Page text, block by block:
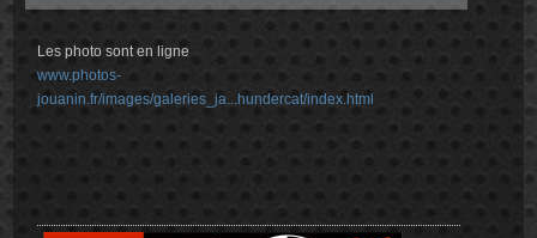
Les photo sont en ligne
www.photos-
jouanin.fr/images/galeries_ja...hundercat/index.html